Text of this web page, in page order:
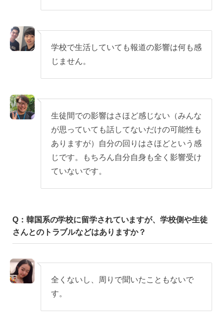
学校で生活していても報道の影響は何も感
じません。
生徒間での影響はさほど感じない（みんな
が思っていても話してないだけの可能性も
ありますが）自分の回りはさほどという感
じです。もちろん自分自身も全く影響受け
ていないです。
Q：韓国系の学校に留学されていますが、学校側や生徒
さんとのトラブルなどはありますか？
全くないし、周りで聞いたこともないで
す。